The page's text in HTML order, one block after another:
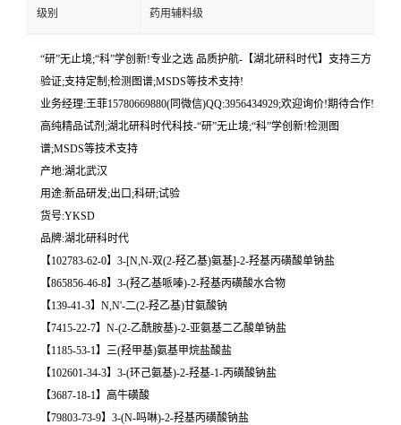
级别 药用辅料级
“研”无止境;“科”学创新!专业之选 品质护航-【湖北研科时代】支持三方
验证;支持定制;检测图谱;MSDS等技术支持!
业务经理:王菲15780669880(同微信)QQ:3956434929;欢迎询价!期待合作!
高纯精品试剂;湖北研科时代科技-“研”无止境;“科”学创新!检测图
谱;MSDS等技术支持
产地:湖北武汉
用途:新品研发;出口;科研;试验
货号:YKSD
品牌:湖北研科时代
【102783-62-0】3-[N,N-双(2-羟乙基)氨基]-2-羟基丙磺酸单钠盐
【865856-46-8】3-(羟乙基哌嗪)-2-羟基丙磺酸水合物
【139-41-3】N,N'-二(2-羟乙基)甘氨酸钠
【7415-22-7】N-(2-乙酰胺基)-2-亚氨基二乙酸单钠盐
【1185-53-1】三(羟甲基)氨基甲烷盐酸盐
【102601-34-3】3-(环己氨基)-2-羟基-1-丙磺酸钠盐
【3687-18-1】高牛磺酸
【79803-73-9】3-(N-吗啉)-2-羟基丙磺酸钠盐